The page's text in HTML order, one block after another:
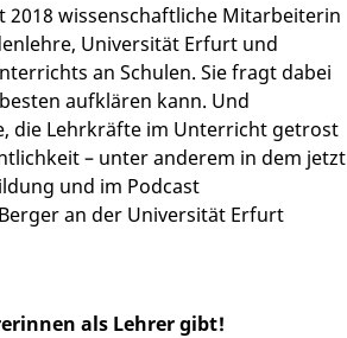
2018 wissenschaftliche Mitarbeiterin
Universität Erfurt und
an Schulen. Sie fragt dabei
aufklären kann. Und
die Lehrkräfte im Unterricht getrost
– unter anderem in dem jetzt
und im Podcast
an der Universität Erfurt
als Lehrer gibt!